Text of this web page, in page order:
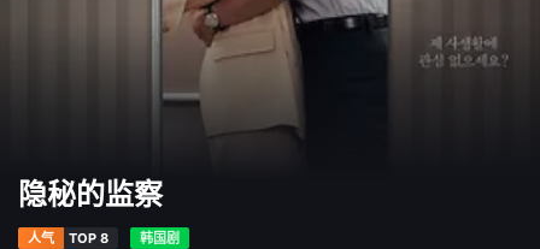
隐秘的监察
人气 TOP 8 韩国剧